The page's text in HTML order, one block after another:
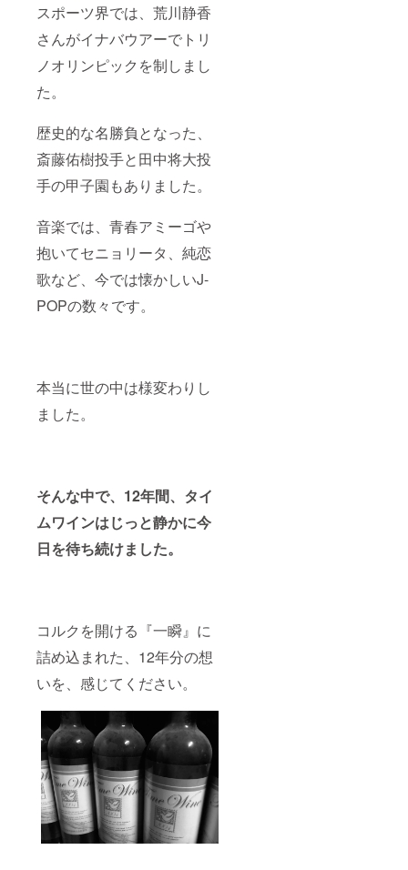
スポーツ界では、荒川静香
さんがイナバウアーでトリ
ノオリンピックを制しまし
た。
歴史的な名勝負となった、
斎藤佑樹投手と田中将大投
手の甲子園もありました。
音楽では、青春アミーゴや
抱いてセニョリータ、純恋
歌など、今では懐かしいJ-
POPの数々です。
本当に世の中は様変わりし
ました。
そんな中で、12年間、タイ
ムワインはじっと静かに今
日を待ち続けました。
コルクを開ける『一瞬』に
詰め込まれた、12年分の想
いを、感じてください。